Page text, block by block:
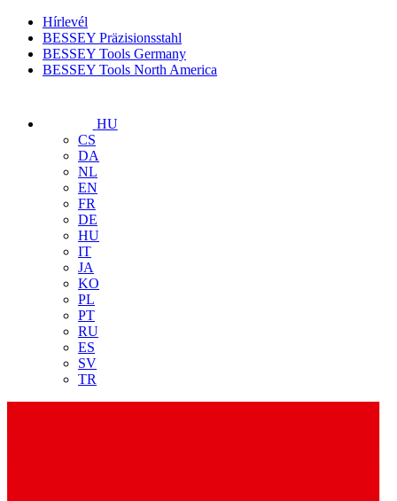
Hírlevél
BESSEY Präzisionsstahl
BESSEY Tools Germany
BESSEY Tools North America
HU
CS
DA
NL
EN
FR
DE
HU
IT
JA
KO
PL
PT
RU
ES
SV
TR